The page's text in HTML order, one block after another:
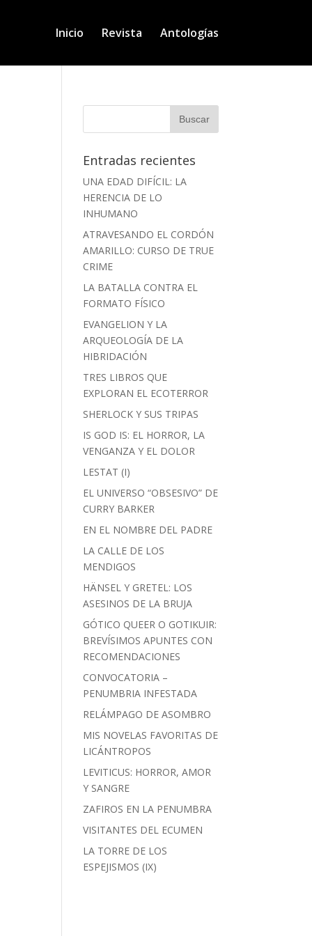
Inicio Revista Antologías
Entradas recientes
UNA EDAD DIFÍCIL: LA
HERENCIA DE LO
INHUMANO
ATRAVESANDO EL CORDÓN
AMARILLO: CURSO DE TRUE
CRIME
LA BATALLA CONTRA EL
FORMATO FÍSICO
EVANGELION Y LA
ARQUEOLOGÍA DE LA
HIBRIDACIÓN
TRES LIBROS QUE
EXPLORAN EL ECOTERROR
SHERLOCK Y SUS TRIPAS
IS GOD IS: EL HORROR, LA
VENGANZA Y EL DOLOR
LESTAT (I)
EL UNIVERSO “OBSESIVO” DE
CURRY BARKER
EN EL NOMBRE DEL PADRE
LA CALLE DE LOS
MENDIGOS
HÄNSEL Y GRETEL: LOS
ASESINOS DE LA BRUJA
GÓTICO QUEER O GOTIKUIR:
BREVÍSIMOS APUNTES CON
RECOMENDACIONES
CONVOCATORIA –
PENUMBRIA INFESTADA
RELÁMPAGO DE ASOMBRO
MIS NOVELAS FAVORITAS DE
LICÁNTROPOS
LEVITICUS: HORROR, AMOR
Y SANGRE
ZAFIROS EN LA PENUMBRA
VISITANTES DEL ECUMEN
LA TORRE DE LOS
ESPEJISMOS (IX)